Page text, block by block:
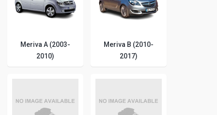
Meriva A (2003-
2010)
Meriva B (2010-
2017)